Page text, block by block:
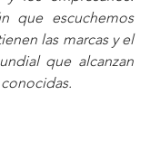
que escuchemos
las marcas y el
que alcanzan